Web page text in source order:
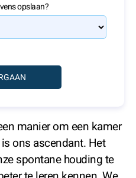
opslaan?
manier om een kamer
ons ascendant. Het
spontane houding te